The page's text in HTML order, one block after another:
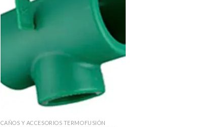
Añadir
lista de
deseos
CAÑOS Y ACCESORIOS TERMOFUSIÓN